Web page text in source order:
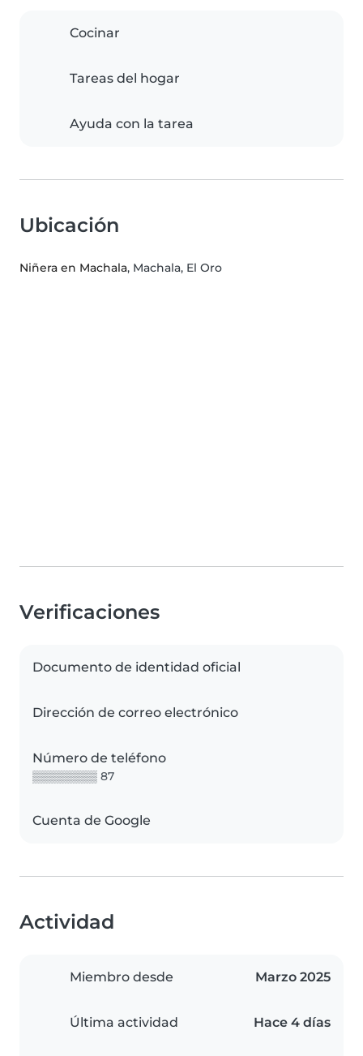
Cocinar
Tareas del hogar
Ayuda con la tarea
Ubicación
Niñera en Machala, Machala, El Oro
Verificaciones
Documento de identidad oficial
Dirección de correo electrónico
Número de teléfono
▒▒▒▒▒▒▒▒ 87
Cuenta de Google
Actividad
Miembro desde Marzo 2025
Última actividad Hace 4 días